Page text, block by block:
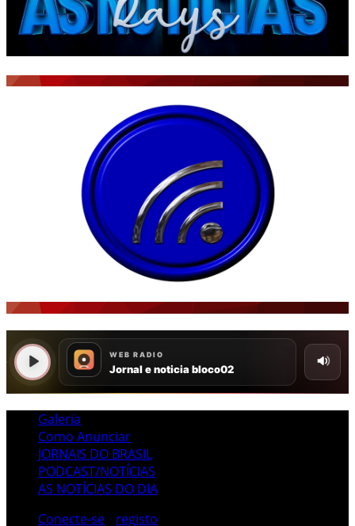
Galeria
Como Anunciar
JORNAIS DO BRASIL
PODCAST/NOTÍCIAS
AS NOTÍCIAS DO DIA
Conecte-se
registo